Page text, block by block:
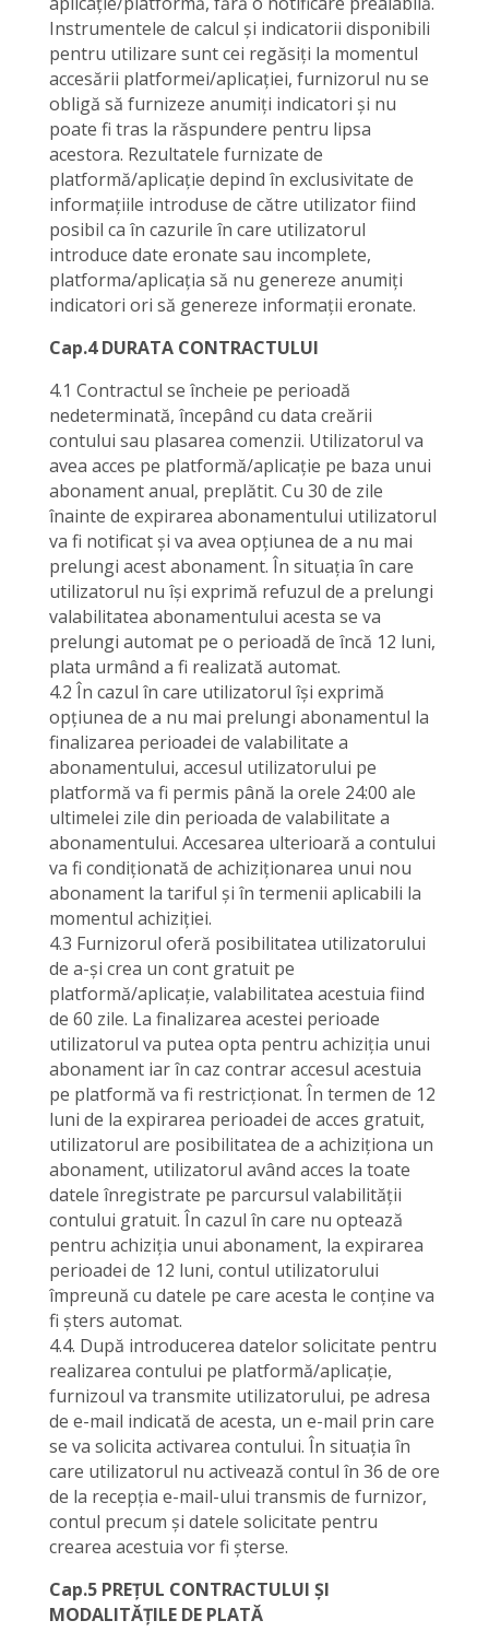
Instrumentele de calcul și indicatorii disponibili
pentru utilizare sunt cei regăsiți la momentul
accesării platformei/aplicației, furnizorul nu se
obligă să furnizeze anumiți indicatori și nu
poate fi tras la răspundere pentru lipsa
acestora. Rezultatele furnizate de
platformă/aplicație depind în exclusivitate de
informațiile introduse de către utilizator fiind
posibil ca în cazurile în care utilizatorul
introduce date eronate sau incomplete,
platforma/aplicația să nu genereze anumiți
indicatori ori să genereze informații eronate.
Cap.4 DURATA CONTRACTULUI
4.1 Contractul se încheie pe perioadă
nedeterminată, începând cu data creării
contului sau plasarea comenzii. Utilizatorul va
avea acces pe platformă/aplicație pe baza unui
abonament anual, preplătit. Cu 30 de zile
înainte de expirarea abonamentului utilizatorul
va fi notificat și va avea opțiunea de a nu mai
prelungi acest abonament. În situația în care
utilizatorul nu își exprimă refuzul de a prelungi
valabilitatea abonamentului acesta se va
prelungi automat pe o perioadă de încă 12 luni,
plata urmând a fi realizată automat.
4.2 În cazul în care utilizatorul își exprimă
opțiunea de a nu mai prelungi abonamentul la
finalizarea perioadei de valabilitate a
abonamentului, accesul utilizatorului pe
platformă va fi permis până la orele 24:00 ale
ultimelei zile din perioada de valabilitate a
abonamentului. Accesarea ulterioară a contului
va fi condiționată de achiziționarea unui nou
abonament la tariful și în termenii aplicabili la
momentul achiziției.
4.3 Furnizorul oferă posibilitatea utilizatorului
de a-și crea un cont gratuit pe
platformă/aplicație, valabilitatea acestuia fiind
de 60 zile. La finalizarea acestei perioade
utilizatorul va putea opta pentru achiziția unui
abonament iar în caz contrar accesul acestuia
pe platformă va fi restricționat. În termen de 12
luni de la expirarea perioadei de acces gratuit,
utilizatorul are posibilitatea de a achiziționa un
abonament, utilizatorul având acces la toate
datele înregistrate pe parcursul valabilității
contului gratuit. În cazul în care nu optează
pentru achiziția unui abonament, la expirarea
perioadei de 12 luni, contul utilizatorului
împreună cu datele pe care acesta le conține va
fi șters automat.
4.4. După introducerea datelor solicitate pentru
realizarea contului pe platformă/aplicație,
furnizoul va transmite utilizatorului, pe adresa
de e-mail indicată de acesta, un e-mail prin care
se va solicita activarea contului. În situația în
care utilizatorul nu activează contul în 36 de ore
de la recepția e-mail-ului transmis de furnizor,
contul precum și datele solicitate pentru
crearea acestuia vor fi șterse.
Cap.5 PREȚUL CONTRACTULUI ȘI
MODALITĂȚILE DE PLATĂ